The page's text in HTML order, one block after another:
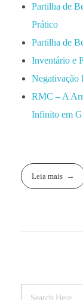
Partilha de
Prático
Partilha de
Inventário e
Negativação
RMC – A
Infinito em
Leia mais